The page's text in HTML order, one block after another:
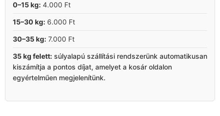
0–15 kg: 4.000 Ft
15–30 kg: 6.000 Ft
30–35 kg: 7.000 Ft
35 kg felett: súlyalapú szállítási rendszerünk automatikusan
kiszámítja a pontos díjat, amelyet a kosár oldalon
egyértelműen megjelenítünk.